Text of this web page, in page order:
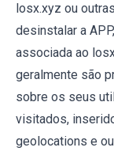
losx.xyz ou
desinstalar a
associada ao
geralmente são
sobre os seus
visitados,
geolocations e